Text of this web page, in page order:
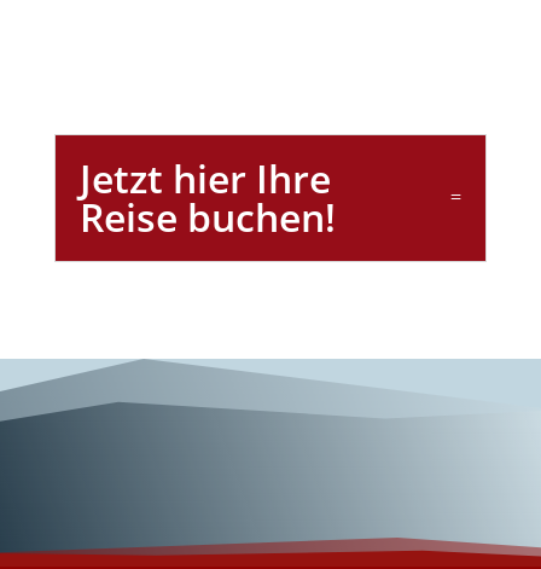
Jetzt hier Ihre
Reise buchen!